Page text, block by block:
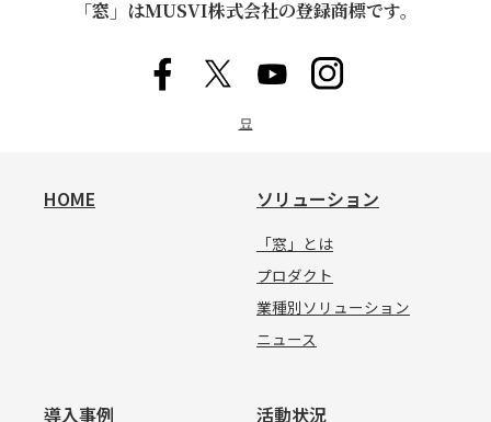
「窓」はMUSVI株式会社の登録商標です。
묘
HOME ソリューション
「窓」とは
プロダクト
業種別ソリューション
ニュース
導入事例 活動状況